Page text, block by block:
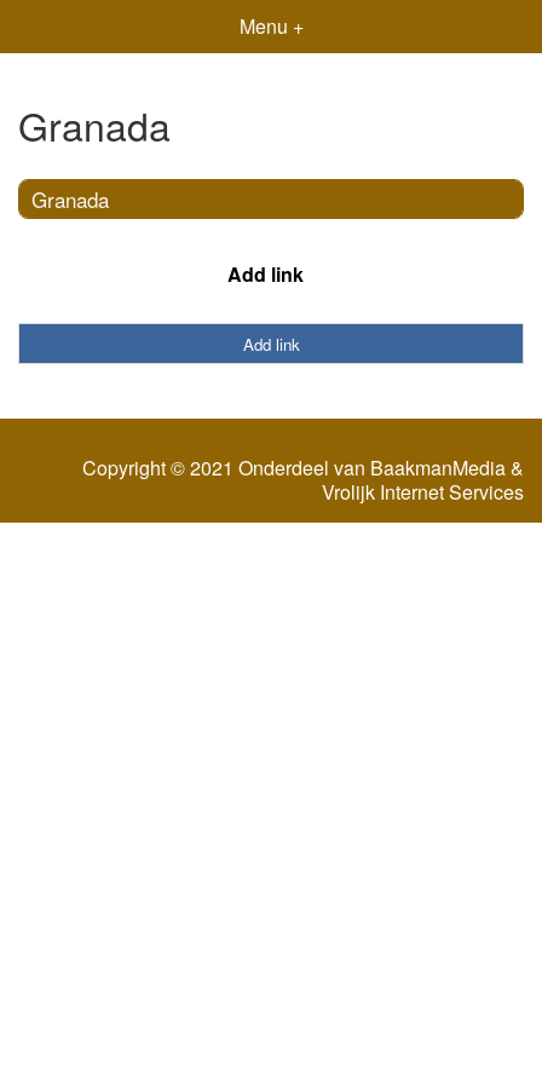
Menu +
Granada
Granada
Add link
Add link
Copyright © 2021 Onderdeel van BaakmanMedia&
Vrolijk Internet Services